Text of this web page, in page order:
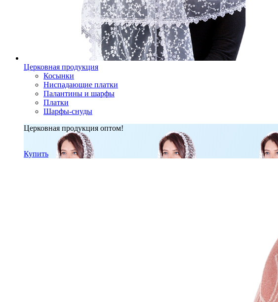
Церковная продукция
Косынки
Ниспадающие платки
Палантины и шарфы
Платки
Шарфы-снуды
Церковная продукция оптом!
Купить